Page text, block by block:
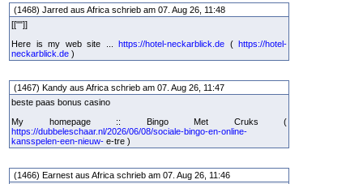
(1468) Jarred aus Africa schrieb am 07. Aug 26, 11:48
[[""]]
Here is my web site ... https://hotel-neckarblick.de ( https://hotel-
neckarblick.de )
(1467) Kandy aus Africa schrieb am 07. Aug 26, 11:47
beste paas bonus casino
My homepage :: Bingo Met Cruks (
https://dubbeleschaar.nl/2026/06/08/sociale-bingo-en-online-
kansspelen-een-nieuw- e-tre )
(1466) Earnest aus Africa schrieb am 07. Aug 26, 11:46